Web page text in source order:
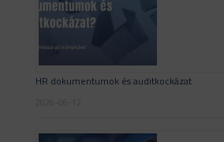
HR dokumentumok és auditkockázat